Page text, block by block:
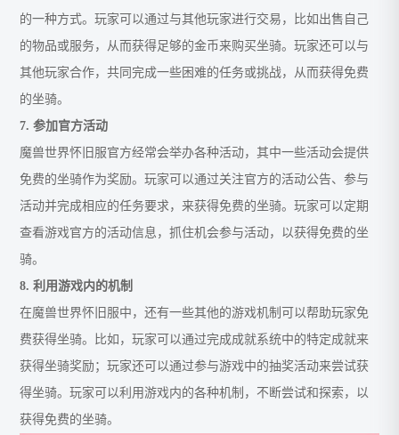
的一种方式。玩家可以通过与其他玩家进行交易，比如出售自己
的物品或服务，从而获得足够的金币来购买坐骑。玩家还可以与
其他玩家合作，共同完成一些困难的任务或挑战，从而获得免费
的坐骑。
7. 参加官方活动
魔兽世界怀旧服官方经常会举办各种活动，其中一些活动会提供
免费的坐骑作为奖励。玩家可以通过关注官方的活动公告、参与
活动并完成相应的任务要求，来获得免费的坐骑。玩家可以定期
查看游戏官方的活动信息，抓住机会参与活动，以获得免费的坐
骑。
8. 利用游戏内的机制
在魔兽世界怀旧服中，还有一些其他的游戏机制可以帮助玩家免
费获得坐骑。比如，玩家可以通过完成成就系统中的特定成就来
获得坐骑奖励；玩家还可以通过参与游戏中的抽奖活动来尝试获
得坐骑。玩家可以利用游戏内的各种机制，不断尝试和探索，以
获得免费的坐骑。